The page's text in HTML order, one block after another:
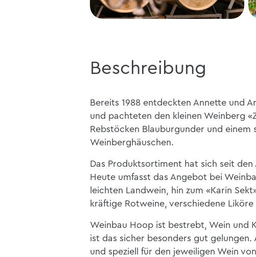
Beschreibung
Bereits 1988 entdeckten Annette und
und pachteten den kleinen Weinberg
Rebstöcken Blauburgunder und einem
Weinberghäuschen.
Das Produktsortiment hat sich seit
Heute umfasst das Angebot bei
leichten Landwein, hin zum «Karin
kräftige Rotweine, verschiedene Liköre
Weinbau Hoop ist bestrebt, Wein und
ist das sicher besonders gut gelungen.
und speziell für den jeweiligen Wein